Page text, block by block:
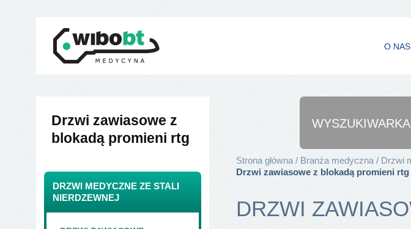
O NAS
Drzwi zawiasowe z
blokadą promieni rtg
DRZWI MEDYCZNE ZE STALI
NIERDZEWNEJ
WYSZUKIWARKA
Strona główna Branża medyczna Drzwi
Drzwi zawiasowe z blokadą promieni rtg
DRZWI